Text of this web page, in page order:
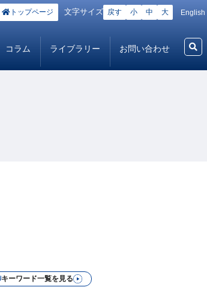
トップページ 文字サイズ 戻す 小 中 大 English
コラム ライブラリー お問い合わせ
キーワード一覧を見る